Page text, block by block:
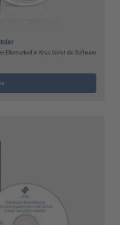
Elternarbeit in Kitas bietet die Software